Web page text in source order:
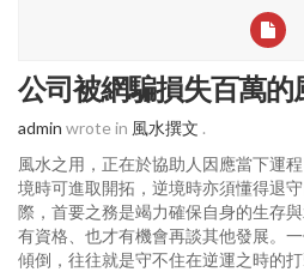
公司被網騙損失百萬的
admin wrote in 風水撰文 .
風水之用，正在於協助人因應當下運
境時可進取開拓，逆境時亦須懂得退
際，首要之務是竭力確保自身的生存
有資格、也才有機會再談其他發展。
傾倒，往往就是守不住在逆運之時的